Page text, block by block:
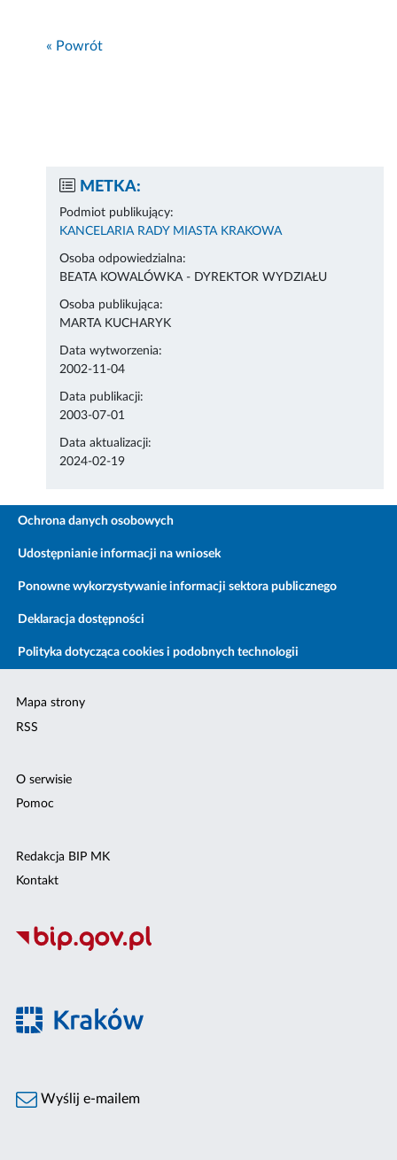
« Powrót
METKA:
Podmiot publikujący:
KANCELARIA RADY MIASTA KRAKOWA
Osoba odpowiedzialna:
BEATA KOWALÓWKA - DYREKTOR WYDZIAŁU
Osoba publikująca:
MARTA KUCHARYK
Data wytworzenia:
2002-11-04
Data publikacji:
2003-07-01
Data aktualizacji:
2024-02-19
Ochrona danych osobowych
Udostępnianie informacji na wniosek
Ponowne wykorzystywanie informacji sektora publicznego
Deklaracja dostępności
Polityka dotycząca cookies i podobnych technologii
Mapa strony
RSS
O serwisie
Pomoc
Redakcja BIP MK
Kontakt
Wyślij e-mailem